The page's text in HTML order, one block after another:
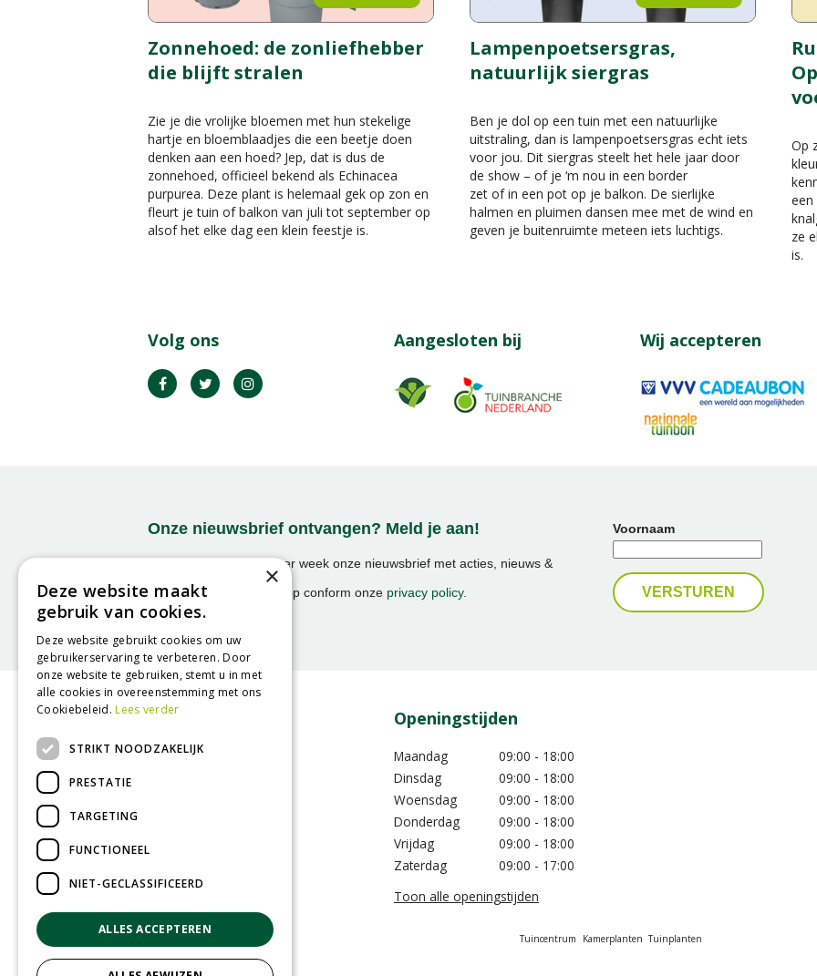
Zonnehoed: de zonliefhebber
die blijft stralen
Zie je die vrolijke bloemen met hun stekelige
hartje en bloemblaadjes die een beetje doen
denken aan een hoed? Jep, dat is dus de
zonnehoed, officieel bekend als Echinacea
purpurea. Deze plant is helemaal gek op zon en
fleurt je tuin of balkon van juli tot september op
alsof het elke dag een klein feestje is.
Lampenpoetsersgras,
natuurlijk siergras
Ben je dol op een tuin met een natuurlijke
uitstraling, dan is lampenpoetsersgras echt iets
voor jou. Dit siergras steelt het hele jaar door
de show – of je ‘m nou in een border
zet of in een pot op je balkon. De sierlijke
halmen en pluimen dansen mee met de wind en
geven je buitenruimte meteen iets luchtigs.
Op
ze
is.
Volg ons Aangesloten bij Wij accepteren
Onze nieuwsbrief ontvangen? Meld je aan!
Ontvang ongeveer 1x per week onze nieuwsbrief met acties, nieuws &
We slaan uw gegevens op conform onze privacy policy.
Voornaam
Contact
GroenRijk Assen
Openingstijden
Maandag
09:00 - 18:00
Dinsdag
09:00 - 18:00
Woensdag
09:00 - 18:00
Donderdag
09:00 - 18:00
Vrijdag
09:00 - 18:00
Zaterdag
09:00 - 17:00
Toon alle openingstijden
Tuincentrum Kamerplanten Tuinplanten
×
Deze website maakt
gebruik van cookies.
Deze website gebruikt cookies om uw
gebruikerservaring te verbeteren. Door
onze website te gebruiken, stemt u in met
alle cookies in overeenstemming met ons
Cookiebeleid.Lees verder
STRIKT NOODZAKELIJK
PRESTATIE
TARGETING
FUNCTIONEEL
NIET-GECLASSIFICEERD
ALLES ACCEPTEREN